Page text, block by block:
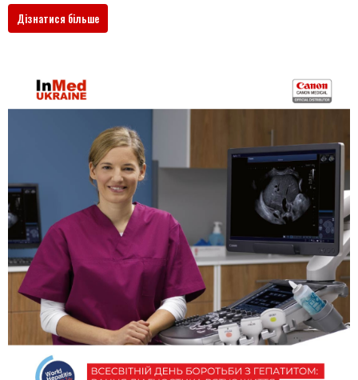
Дізнатися більше